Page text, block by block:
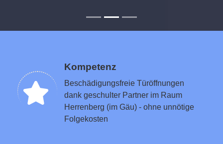
Kompetenz
Beschädigungsfreie Türöffnungen
dank geschulter Partner im Raum
Herrenberg (im Gäu) - ohne unnötige
Folgekosten